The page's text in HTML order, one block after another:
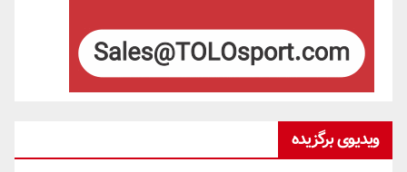
ویدیوی برگزیده